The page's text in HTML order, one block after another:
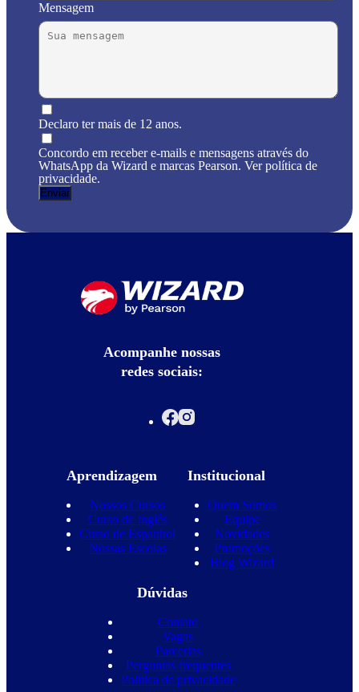
Mensagem
Declaro ter mais de 12 anos.
Concordo em receber e-mails e mensagens através do
WhatsApp da Wizard e marcas Pearson. Ver política de
privacidade.
Acompanhe nossas
redes sociais:
Aprendizagem
Nossos Cursos
Curso de Inglês
Curso de Espanhol
Nossas Escolas
Institucional
Quem Somos
Equipe
Novidades
Promoções
Blog Wizard
Dúvidas
Contato
Vagas
Parcerias
Perguntas frequentes
Política de privacidade